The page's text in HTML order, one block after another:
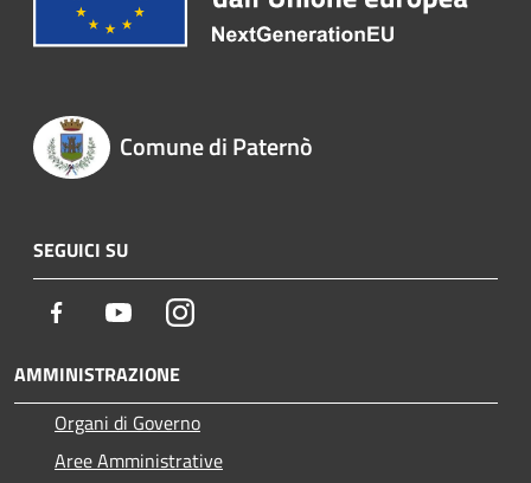
Comune di Paternò
SEGUICI SU
Facebook YoutubeInstagram
AMMINISTRAZIONE
Organi di Governo
Aree Amministrative